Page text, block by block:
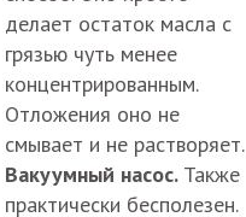
делает остаток масла с
грязью чуть менее
концентрированным.
Отложения оно не
смывает и не растворяет.
Вакуумный насос. Также
практически бесполезен.